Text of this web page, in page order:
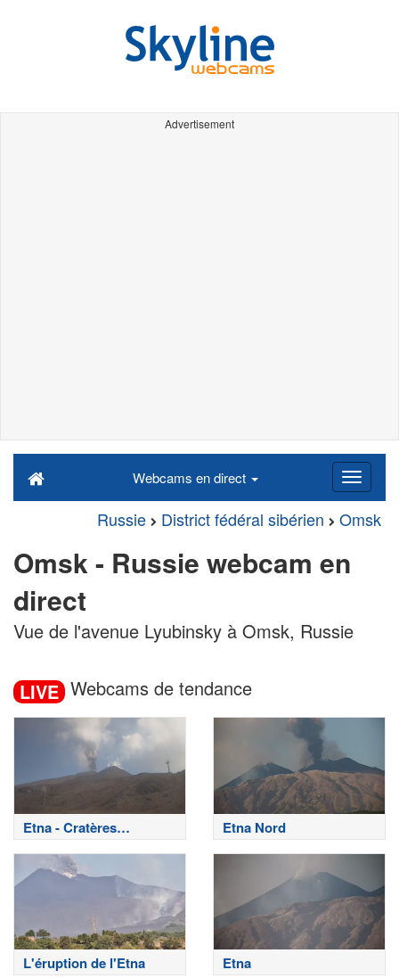
Advertisement
Webcams en direct
Russie District fédéral sibérien Omsk
Omsk - Russie webcam en
direct
Vue de l'avenue Lyubinsky à Omsk, Russie
LIVE Webcams de tendance
Etna - Cratères
sommitaux
Etna Nord
L'éruption de l'Etna Etna